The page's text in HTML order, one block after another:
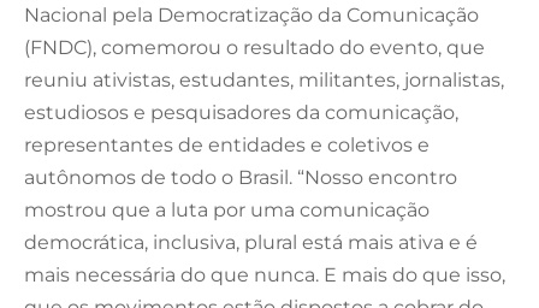
Nacional pela Democratização da Comunicação
(FNDC), comemorou o resultado do evento, que
reuniu ativistas, estudantes, militantes, jornalistas,
estudiosos e pesquisadores da comunicação,
representantes de entidades e coletivos e
autônomos de todo o Brasil. “Nosso encontro
mostrou que a luta por uma comunicação
democrática, inclusiva, plural está mais ativa e é
mais necessária do que nunca. E mais do que isso,